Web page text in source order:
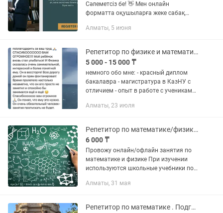
Сәлеметсіз бе! 👋 Мен онлайн
форматта оқушыларға жеке сабақ
әдістермен сабақты жеткіземін 🔹 Әр
Алматы, 5 июня
Репетитор по физике и математике онлайн
5 000 - 15 000 ₸
немного обо мне: - красный диплом
бакалавра - магистратура в КазНУ с
отличием - опыт в работе с учениками
месяцу я являюсь работающим
Алматы, 23 июля
Репетитор по математике/физике онлайн/офлайн
6 000 ₸
Провожу онлайн/офлайн занятия по
математике и физике При изучении
используются школьные учебники по
домашние задания Подготовка к ЕНТ
Алматы, 31 мая
Репетитор по математике . Подготовка к ЕНТ 5-11 класс. Онлайн/Алматы